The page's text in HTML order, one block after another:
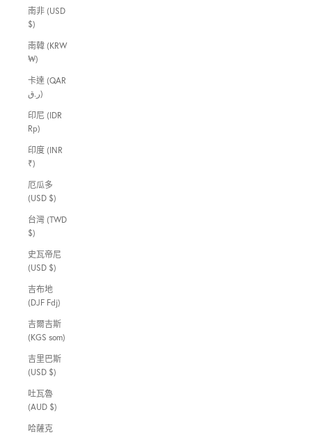
南非 (USD
$)
南韓 (KRW
₩)
卡達 (QAR
ر.ق)
印尼 (IDR
Rp)
印度 (INR
₹)
厄瓜多
(USD $)
台灣 (TWD
$)
史瓦帝尼
(USD $)
吉布地
(DJF Fdj)
吉爾吉斯
(KGS som)
吉里巴斯
(USD $)
吐瓦魯
(AUD $)
哈薩克